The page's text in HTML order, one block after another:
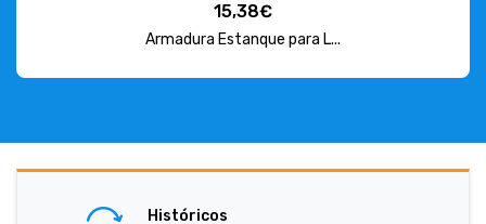
15,38€
Armadura Estanque para L...
Históricos